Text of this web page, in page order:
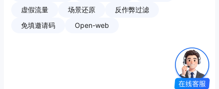
虚假流量
场景还原
反作弊过滤
免填邀请码
Open-web